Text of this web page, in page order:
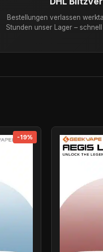
Bestellungen verlassen
Stunden unser Lager –
-19%